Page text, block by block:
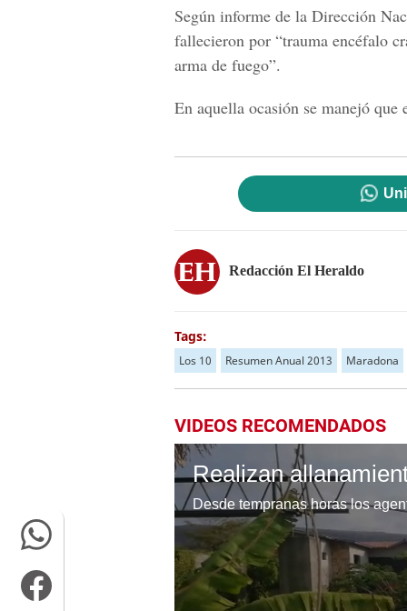
Según informe de la Dirección
fallecieron por “trauma encéfalo
arma de fuego”.
En aquella ocasión se manejó
Redacción El Heraldo
Tags:
Los 10 Resumen Anual 2013 Maradona
VIDEOS RECOMENDADOS